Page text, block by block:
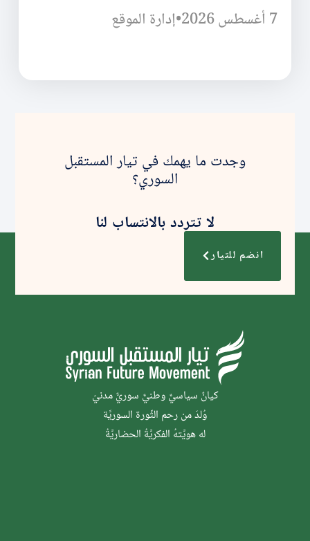
7 أغسطس 2026
•إدارة الموقع
وجدت ما يهمك في تيار المستقبل
السوري؟
لا تتردد بالانتساب لنا
انضم للتيار
كيانٌ سياسيٌّ وطنيٌّ سوريٌّ مدنيّ
وُلدَ من رحم الثَّورة السوريَّة
له هويَّتهُ الفكريَّةُ الحضاريَّةُ